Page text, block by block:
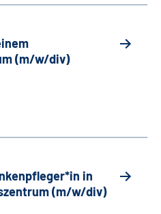
(m/w/div)
in
(m/w/div)